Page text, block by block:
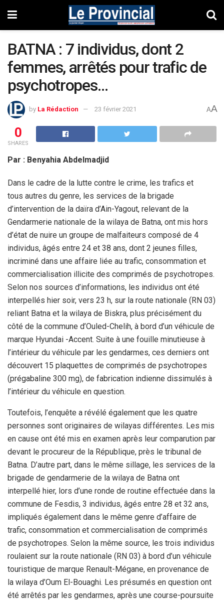
BATNA : 7 individus, dont 2
femmes, arrêtés pour trafic de
psychotropes…
by La Rédaction 23 février 2021 AA
0
SHARES
Par : Benyahia Abdelmadjid
Dans le cadre de la lutte contre le crime, les trafics et
tous autres du genre, les services de la brigade
d’intervention de la daïra d’Ain-Yagout, relevant de la
Gendarmerie nationale de la wilaya de Batna, ont mis hors
d’état de nuire un groupe de malfaiteurs composé de 4
individus, âgés entre 24 et 38 ans, dont 2 jeunes filles,
incriminé dans une affaire liée au trafic, consommation et
commercialisation illicite des comprimés de psychotropes.
Selon nos sources d’informations, les individus ont été
interpellés hier soir, vers 23 h, sur la route nationale (RN 03)
reliant Batna et la wilaya de Biskra, plus précisément du
côté de la commune d’Ouled-Chelih, à bord d’un véhicule de
marque Hyundai -Accent. Suite à une fouille minutieuse à
l’intérieur du véhicule par les gendarmes, ces derniers ont
découvert 15 plaquettes de comprimés de psychotropes
(prégabaline 300 mg), de fabrication indienne dissimulés à
l’intérieur du véhicule en question.
Toutefois, l’enquête a révélé également que les quatre
personnes sont originaires de wilayas différentes. Les mis
en cause ont été mis en examen après leur comparution par
devant le procureur de la République, près le tribunal de
Batna. D’autre part, dans le même sillage, les services de la
brigade de gendarmerie de la wilaya de Batna ont
interpellé hier, lors d’une ronde de routine effectuée dans la
commune de Fesdis, 3 individus, âgés entre 28 et 32 ans,
impliqués également dans le même genre d’affaire de
trafic, consommation et commercialisation de comprimés
de psychotropes. Selon la même source, les trois individus
roulaient sur la route nationale (RN 03) à bord d’un véhicule
touristique de marque Renault-Mégane, en provenance de
la wilaya d’Oum El-Bouaghi. Les présumés en question ont
été arrêtés par les gendarmes, après une course-poursuite